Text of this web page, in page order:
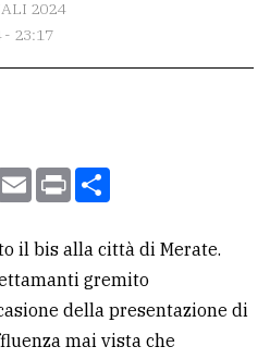
2024
- 23:17
EmailPrint
il bis alla città di Merate.
gremito
della presentazione di
mai vista che